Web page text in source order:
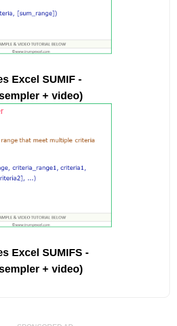
Excel SUMIF -
+ video)
Excel SUMIFS -
+ video)